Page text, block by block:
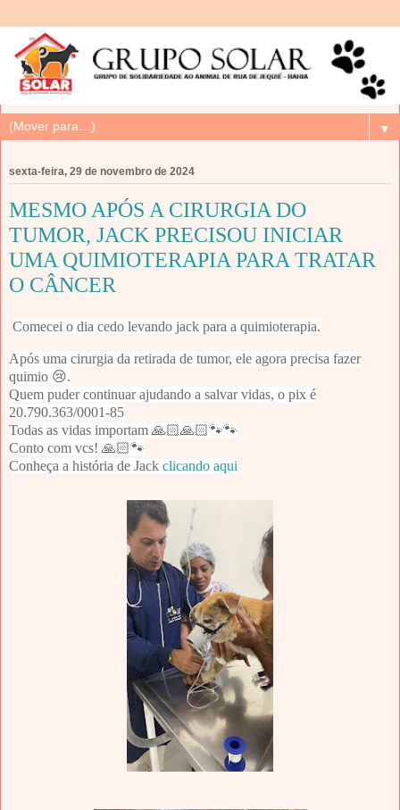
▼
sexta-feira, 29 de novembro de 2024
MESMO APÓS A CIRURGIA DO
TUMOR, JACK PRECISOU INICIAR
UMA QUIMIOTERAPIA PARA TRATAR
O CÂNCER
Comecei o dia cedo levando jack para a quimioterapia.
Após uma cirurgia da retirada de tumor, ele agora precisa fazer
quimio 😢.
Quem puder continuar ajudando a salvar vidas, o pix é
20.790.363/0001-85
Todas as vidas importam 🙏🏻🙏🏻🐾🐾
Conto com vcs! 🙏🏻🐾
Conheça a história de Jack clicando aqui